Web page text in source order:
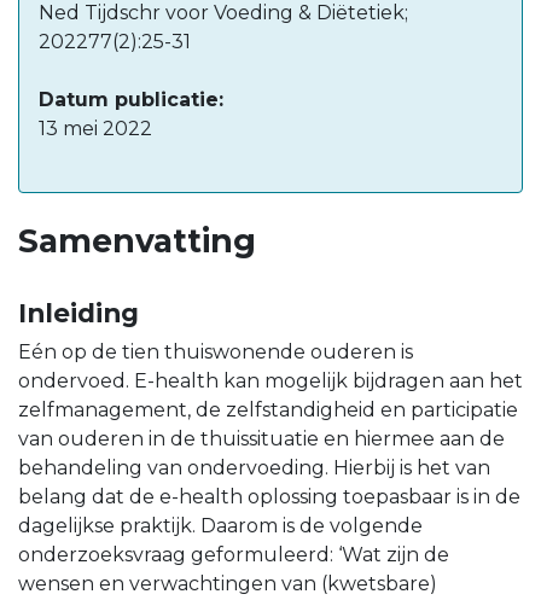
Ned Tijdschr voor Voeding & Diëtetiek;
202277(2):25-31
Datum publicatie:
13 mei 2022
Samenvatting
Inleiding
Eén op de tien thuiswonende ouderen is
ondervoed. E-health kan mogelijk bijdragen aan het
zelfmanagement, de zelfstandigheid en participatie
van ouderen in de thuissituatie en hiermee aan de
behandeling van ondervoeding. Hierbij is het van
belang dat de e-health oplossing toepasbaar is in de
dagelijkse praktijk. Daarom is de volgende
onderzoeksvraag geformuleerd: ‘Wat zijn de
wensen en verwachtingen van (kwetsbare)